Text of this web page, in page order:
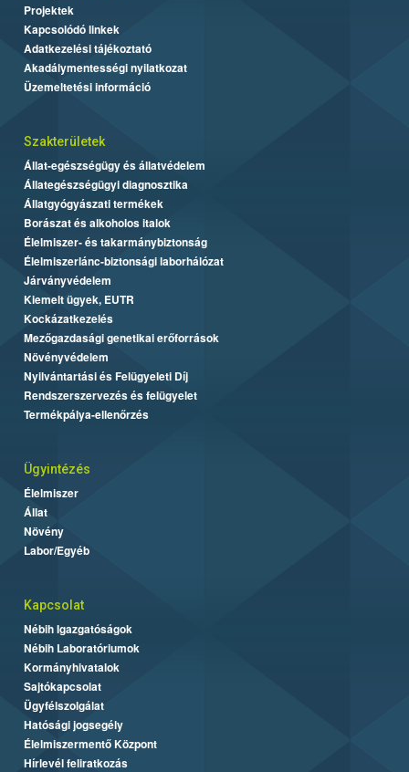
Projektek
Kapcsolódó linkek
Adatkezelési tájékoztató
Akadálymentességi nyilatkozat
Üzemeltetési információ
Szakterületek
Állat-egészségügy és állatvédelem
Állategészségügyi diagnosztika
Állatgyógyászati termékek
Borászat és alkoholos italok
Élelmiszer- és takarmánybiztonság
Élelmiszerlánc-biztonsági laborhálózat
Járványvédelem
Kiemelt ügyek, EUTR
Kockázatkezelés
Mezőgazdasági genetikai erőforrások
Növényvédelem
Nyilvántartási és Felügyeleti Díj
Rendszerszervezés és felügyelet
Termékpálya-ellenőrzés
Ügyintézés
Élelmiszer
Állat
Növény
Labor/Egyéb
Kapcsolat
Nébih Igazgatóságok
Nébih Laboratóriumok
Kormányhivatalok
Sajtókapcsolat
Ügyfélszolgálat
Hatósági jogsegély
Élelmiszermentő Központ
Hírlevél feliratkozás